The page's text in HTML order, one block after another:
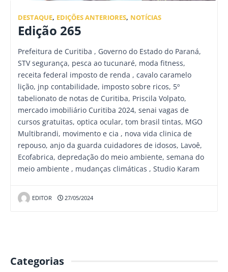
DESTAQUE, EDIÇÕES ANTERIORES, NOTÍCIAS
Edição 265
Prefeitura de Curitiba , Governo do Estado do Paraná,
STV segurança, pesca ao tucunaré, moda fitness,
receita federal imposto de renda , cavalo caramelo
lição, jnp contabilidade, imposto sobre ricos, 5º
tabelionato de notas de Curitiba, Priscila Volpato,
mercado imobiliário Curitiba 2024, senai vagas de
cursos gratuitas, optica ocular, tom brasil tintas, MGO
Multibrandi, movimento e cia , nova vida clinica de
repouso, anjo da guarda cuidadores de idosos, Lavoê,
Ecofabrica, depredação do meio ambiente, semana do
meio ambiente , mudanças climáticas , Studio Karam
EDITOR 27/05/2024
Categorias